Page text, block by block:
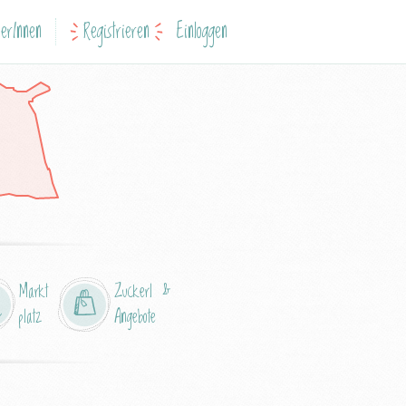
Registrieren Einloggen
Markt
platz
Zuckerl &
Angebote